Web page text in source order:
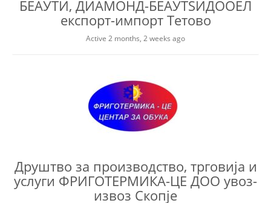
БЕАУТИ, ДИАМОНД-БЕАУТЅИДООЕЛ
експорт-импорт Тетово
Active 2 months, 2 weeks ago
Друштво за производство, трговија и
услуги ФРИГОТЕРМИКА-ЦЕ ДОО увоз-
извоз Скопје